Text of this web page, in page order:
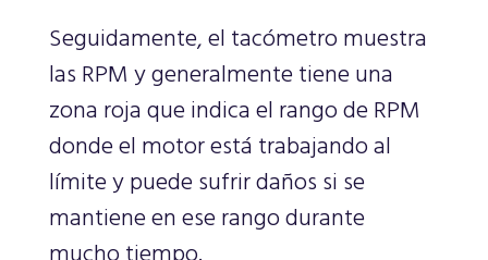
Seguidamente, el tacómetro muestra
las RPM y generalmente tiene una
zona roja que indica el rango de RPM
donde el motor está trabajando al
límite y puede sufrir daños si se
mantiene en ese rango durante